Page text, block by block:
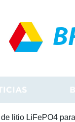
litio LiFePO4